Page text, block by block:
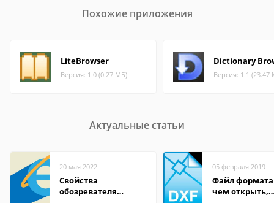
Похожие приложения
LiteBrowser
Версия: 1.0 (0.27 МБ)
Dictionary
Версия: 1.1 (23.47
Актуальные статьи
20 мая 2022
Свойства
обозревателя
05 февраля 2019
Файл формата
чем открыть,